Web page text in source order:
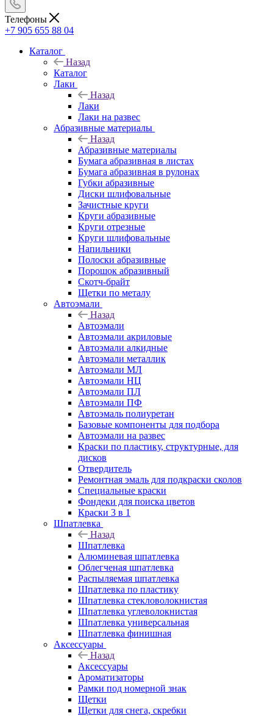
Телефоны
+7 905 655 88 04
Каталог
Назад
Каталог
Лаки
Назад
Лаки
Лаки на развес
Абразивные материалы
Назад
Абразивные материалы
Бумага абразивная в листах
Бумага абразивная в рулонах
Губки абразивные
Диски шлифовальные
Зачистные круги
Круги абразивные
Круги отрезные
Круги шлифовальные
Напильники
Полоски абразивные
Порошок абразивный
Скотч-брайт
Щетки по металу
Автоэмали
Назад
Автоэмали
Автоэмали акриловые
Автоэмали алкидные
Автоэмали металлик
Автоэмали МЛ
Автоэмали НЦ
Автоэмали ПЛ
Автоэмали ПФ
Автоэмаль полиуретан
Базовые компоненты для подбора
Автоэмали на развес
Краски по пластику, структурные, для
дисков
Отвердитель
Ремонтная эмаль для подкраски сколов
Специальные краски
Фондеки для поиска цветов
Краски 3 в 1
Шпатлевка
Назад
Шпатлевка
Алюминевая шпатлевка
Облегченая шпатлевка
Распыляемая шпатлевка
Шпатлевка по пластику
Шпатлевка стекловолокнистая
Шпатлевка углеволокнистая
Шпатлевка универсальная
Шпатлевка финишная
Аксессуары
Назад
Аксессуары
Ароматизаторы
Рамки под номерной знак
Щетки
Щетки для снега, скребки